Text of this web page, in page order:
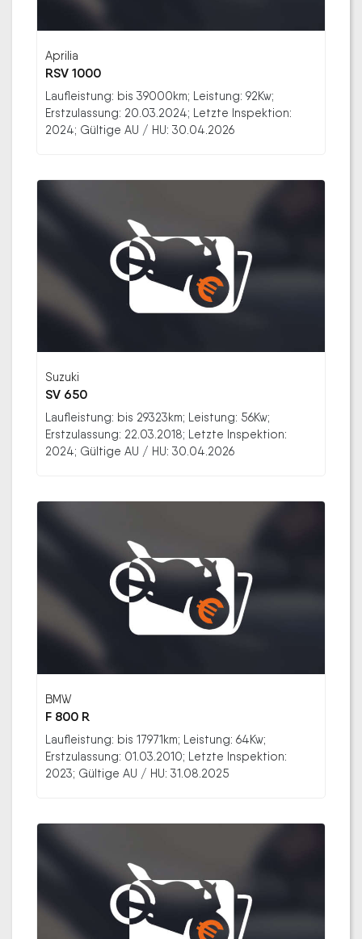
Aprilia
RSV 1000
Laufleistung: bis 39000km; Leistung: 92Kw;
Erstzulassung: 20.03.2024; Letzte Inspektion:
2024; Gültige AU / HU: 30.04.2026
Suzuki
SV 650
Laufleistung: bis 29323km; Leistung: 56Kw;
Erstzulassung: 22.03.2018; Letzte Inspektion:
2024; Gültige AU / HU: 30.04.2026
BMW
F 800 R
Laufleistung: bis 17971km; Leistung: 64Kw;
Erstzulassung: 01.03.2010; Letzte Inspektion:
2023; Gültige AU / HU: 31.08.2025